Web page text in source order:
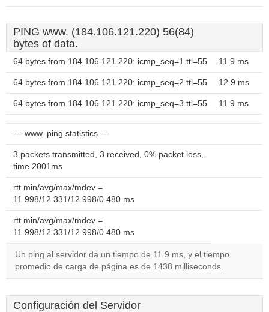
PING www. (184.106.121.220) 56(84)
bytes of data.
64 bytes from 184.106.121.220: icmp_seq=1 ttl=55 11.9 ms
64 bytes from 184.106.121.220: icmp_seq=2 ttl=55 12.9 ms
64 bytes from 184.106.121.220: icmp_seq=3 ttl=55 11.9 ms
--- www. ping statistics ---
3 packets transmitted, 3 received, 0% packet loss,
time 2001ms
rtt min/avg/max/mdev =
11.998/12.331/12.998/0.480 ms
rtt min/avg/max/mdev =
11.998/12.331/12.998/0.480 ms
Un ping al servidor da un tiempo de 11.9 ms, y el tiempo
promedio de carga de página es de 1438 milliseconds.
Configuración del Servidor